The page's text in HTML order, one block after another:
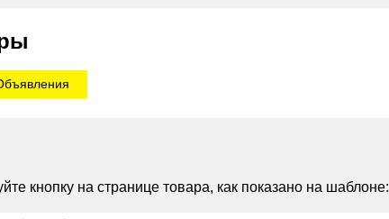
кнопку на странице товара, как показано на шаблоне: